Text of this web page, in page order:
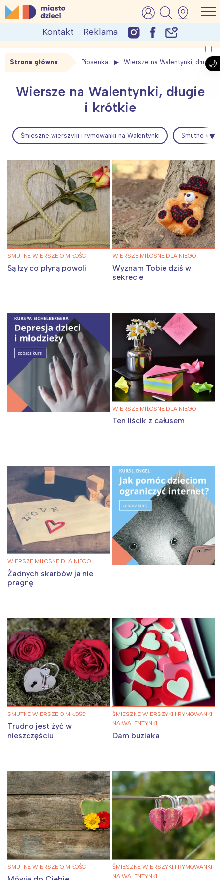
Skip
to
MiastoDzieci.pl
atrakcje dla dzieci, wydarzenia, imprezy rodzinne
Kontakt Reklama
Strona główna Piosenka Wiersze na Walentynki, długie
Wiersze na Walentynki, długie
i krótkie
Śmieszne wierszyki i rymowanki na Walentynki Smutne
SMUTNE WIERSZE O MIŁOŚCI
Są łzy co płyną powoli
WIERSZE MIŁOSNE DLA NIEGO
Wyznam Tobie dziś w
sekrecie
WIERSZE MIŁOSNE DLA NIEGO
Ten liścik z całusem
WIERSZE MIŁOSNE DLA NIEGO
Żadnych skarbów ja nie
pragnę
SMUTNE WIERSZE O MIŁOŚCI
Trudno jest żyć w
nieszczęściu
ŚMIESZNE WIERSZYKI I RYMOWANKI
NA WALENTYNKI
Dam buziaka
SMUTNE WIERSZE O MIŁOŚCI
ŚMIESZNE WIERSZYKI I RYMOWANKI
NA WALENTYNKI